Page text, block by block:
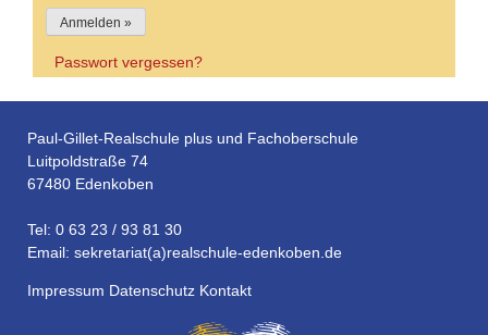
Passwort vergessen?
Paul-Gillet-Realschule plus und Fachoberschule
Luitpoldstraße 74
67480 Edenkoben
Tel: 0 63 23 / 93 81 30
Email: sekretariat(a)realschule-edenkoben.de
Impressum Datenschutz Kontakt